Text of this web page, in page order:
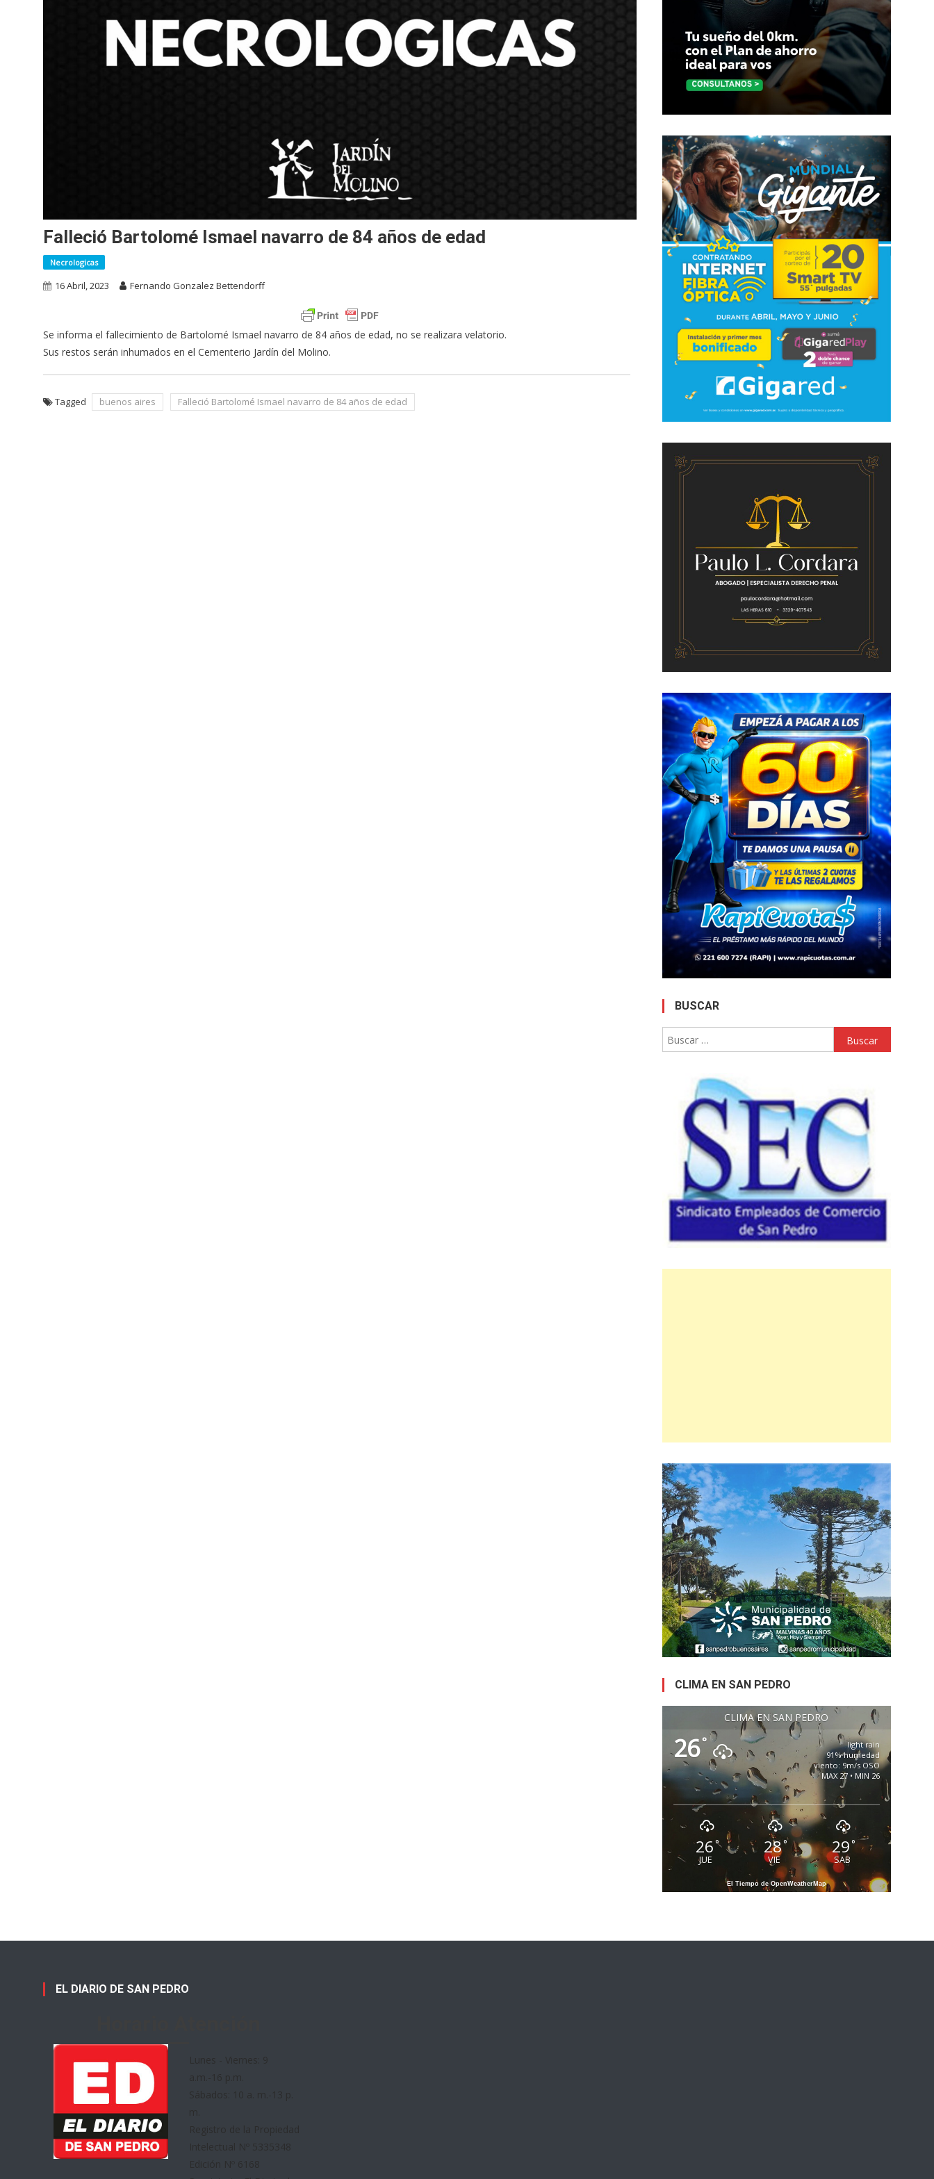
Falleció Bartolomé Ismael navarro de 84 años de edad
Necrologicas
16 Abril, 2023 Fernando Gonzalez Bettendorff
Se informa el fallecimiento de Bartolomé Ismael navarro de 84 años de edad, no se realizara velatorio.
Sus restos serán inhumados en el Cementerio Jardín del Molino.
Tagged buenos aires Falleció Bartolomé Ismael navarro de 84 años de edad
BUSCAR
Buscar:
CLIMA EN SAN PEDRO
CLIMA EN SAN PEDRO
26°
light rain
91% humedad
viento: 9m/s OSO
MAX 27 • MIN 26
26°
JUE
28°
VIE
29°
SAB
El Tiempo de OpenWeatherMap
EL DIARIO DE SAN PEDRO
Lunes - Viernes: 9
a.m.-16 p.m.
Sábados: 10 a. m.-13 p.
m.
Registro de la Propiedad
Intelectual Nº 5335348
Edición Nº 6168